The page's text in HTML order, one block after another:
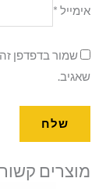
אימייל *
שמור בדפדפן
שאגיב.
מוצרים